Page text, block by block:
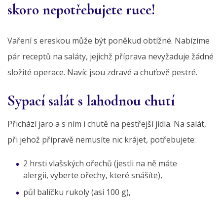
skoro nepotřebujete ruce!
Vaření s ereskou může být poněkud obtížné. Nabízíme
pár receptů na saláty, jejichž příprava nevyžaduje žádné
složité operace. Navíc jsou zdravé a chuťově pestré.
Sypací salát s lahodnou chutí
Přichází jaro a s ním i chutě na pestřejší jídla. Na salát,
při jehož přípravě nemusíte nic krájet, potřebujete:
2 hrsti vlašských ořechů (jestli na ně máte
alergii, vyberte ořechy, které snášíte),
půl balíčku rukoly (asi 100 g),